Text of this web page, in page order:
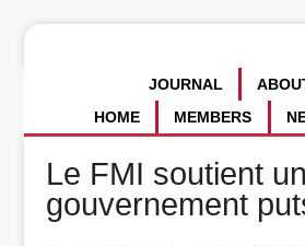
JOURNAL
MEMBERS
HOME
Le FMI soutient un
gouvernement